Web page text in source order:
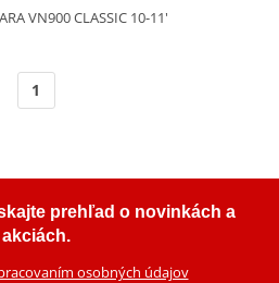
VN900 CLASSIC 10-11'
1
prehľad o novinkách a
akciách.
osobných údajov